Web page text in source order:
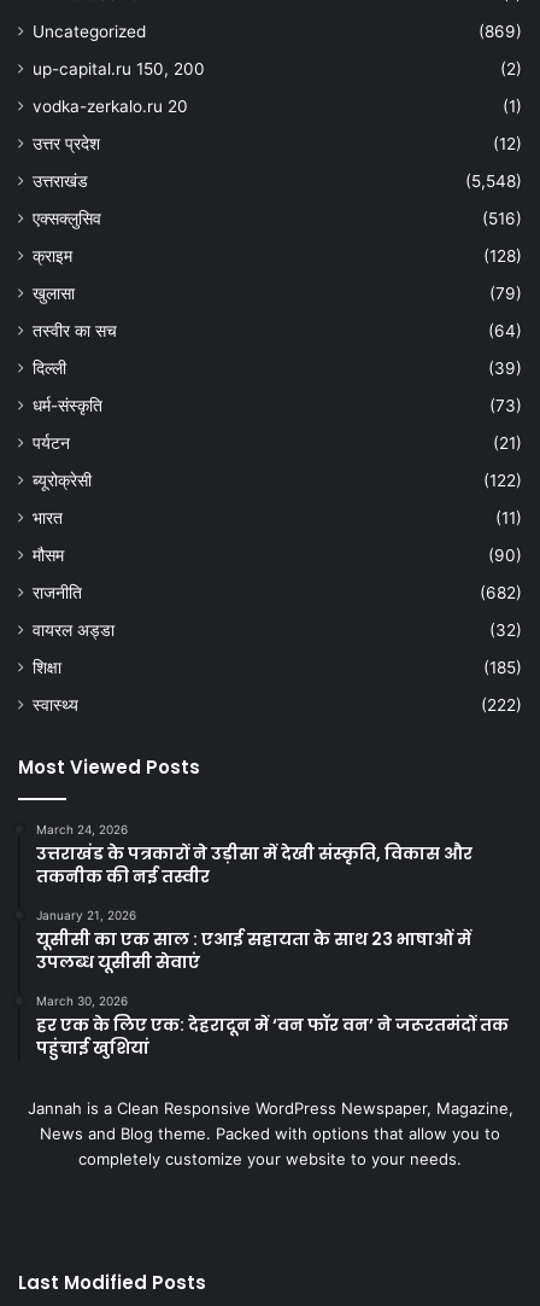
Uncategorized
(869)
up-capital.ru 150, 200
(2)
vodka-zerkalo.ru 20
(1)
उत्तर प्रदेश
(12)
उत्तराखंड
(5,548)
एक्सक्लुसिव
(516)
क्राइम
(128)
खुलासा
(79)
तस्वीर का सच
(64)
दिल्ली
(39)
धर्म-संस्कृति
(73)
पर्यटन
(21)
ब्यूरोक्रेसी
(122)
भारत
(11)
मौसम
(90)
राजनीति
(682)
वायरल अड्डा
(32)
शिक्षा
(185)
स्वास्थ्य
(222)
Most Viewed Posts
March 24, 2026
उत्तराखंड के पत्रकारों ने उड़ीसा में देखी संस्कृति, विकास और
तकनीक की नई तस्वीर
January 21, 2026
यूसीसी का एक साल : एआई सहायता के साथ 23 भाषाओं में
उपलब्ध यूसीसी सेवाएं
March 30, 2026
हर एक के लिए एक: देहरादून में ‘वन फॉर वन’ ने जरूरतमंदों तक
पहुंचाई खुशियां
Jannah is a Clean Responsive WordPress Newspaper, Magazine,
News and Blog theme. Packed with options that allow you to
completely customize your website to your needs.
Last Modified Posts